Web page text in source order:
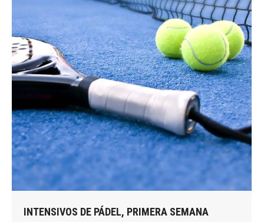
INTENSIVOS DE PÁDEL, PRIMERA SEMANA